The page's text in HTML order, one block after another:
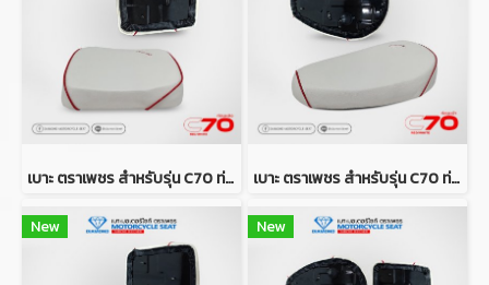
เบาะ ตราเพชร สำหรับรุ่น C70 ท่อนหลัง (สีขาวคิ้วแดง) เบาะ ตราเพชร สำหรับรุ่น C70 ท่อนหน้า (สีขาวคิ้วแดง)
New New